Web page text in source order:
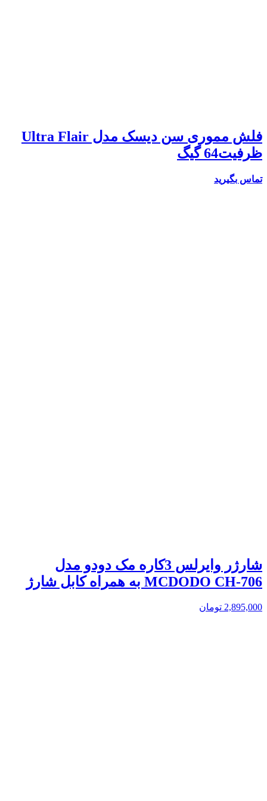
فلش مموری سن دیسک مدل Ultra Flair
ظرفیت64 گیگ
تماس بگیرید
شارژر وایرلس 3کاره مک دودو مدل
MCDODO CH-706 به همراه کابل شارژ
2,895,000 تومان